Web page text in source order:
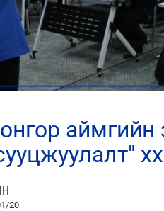
20